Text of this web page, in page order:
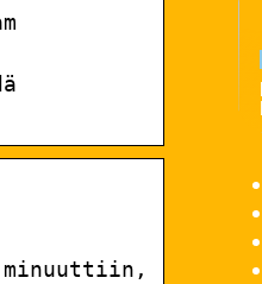
minuuttiin,